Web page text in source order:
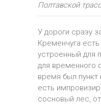
Полтавской
У дороги сразу
Кременчуга
устроенный для
для временного
время был
есть
сосновый лес,